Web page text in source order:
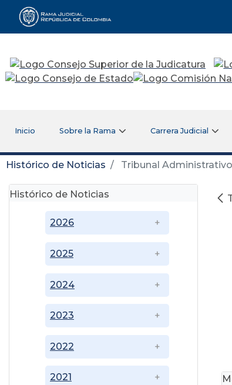
Rama Judicial
Inicio Sobre la Rama Carrera Judicial
Histórico de Noticias Tribunal
Histórico de Noticias
2021
2022
2023
2024
2025
2026